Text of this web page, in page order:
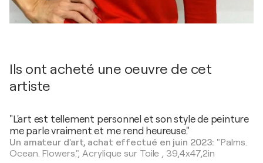
Ils ont acheté une oeuvre de cet
artiste
"L'art est tellement personnel et son style de peinture
me parle vraiment et me rend heureuse."
Un amateur d'art, achat effectué en juin 2023: "Palms.
Ocean. Flowers.",Acrylique sur Toile , 39,4x47,2in